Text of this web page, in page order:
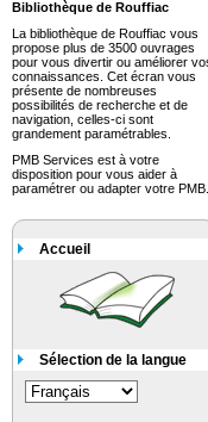
Bibliothèque de Rouffiac
La bibliothèque de Rouffiac vous
propose plus de 3500 ouvrages
pour vous divertir ou améliorer
connaissances. Cet écran vous
présente de nombreuses
possibilités de recherche et de
navigation, celles-ci sont
grandement paramétrables.
PMB Services est à votre
disposition pour vous aider à
paramétrer ou adapter votre PMB.
Accueil
Sélection de la langue